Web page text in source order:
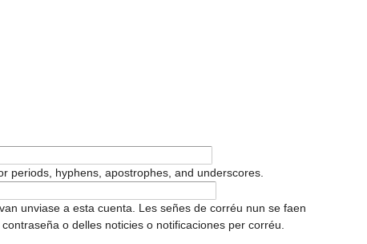
periods, hyphens, apostrophes, and underscores.
unviase a esta cuenta. Les señes de corréu nun se faen
o delles noticies o notificaciones per corréu.